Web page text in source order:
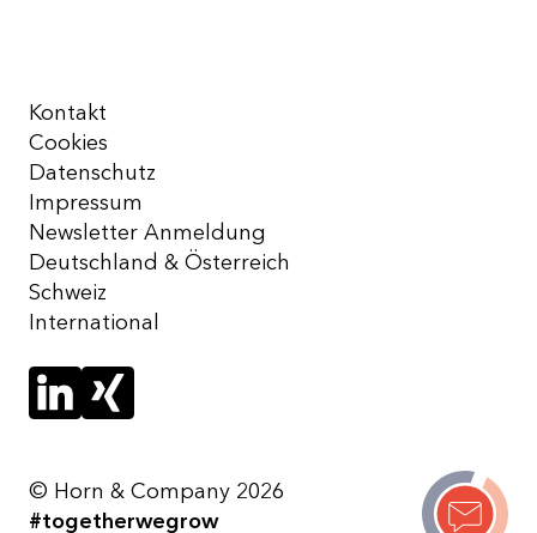
Kontakt
Cookies
Datenschutz
Impressum
Newsletter Anmeldung
Deutschland & Österreich
Schweiz
International
© Horn & Company 2026
#togetherwegrow